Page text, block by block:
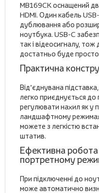
MB169CK оснащений
HDMI. Один кабель
дублювання або
ноутбука. USB-C
так і відеосигналу,
достатньо буде просто
Практична
Від’єднувана
легко приєднується до
регулювати нахил як у
ландшафтному
можете з легкістю
штатив.
Ефективна
портретному
При підключенні до
може автоматично